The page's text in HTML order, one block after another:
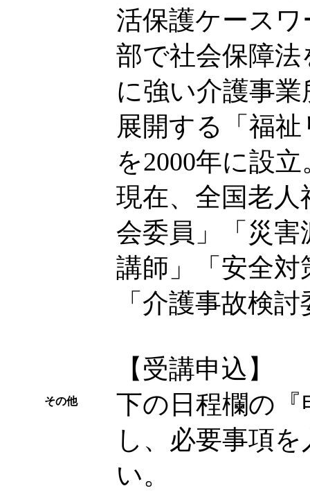
その他
活保護ケース
部で社会保障
に強い介護事
展開する「福
を2000年に設立
現在、全国老
会委員」「災害
講師」「安全対
「介護事故検
【受講申込】
下の日程欄の
し、必要事項
い。